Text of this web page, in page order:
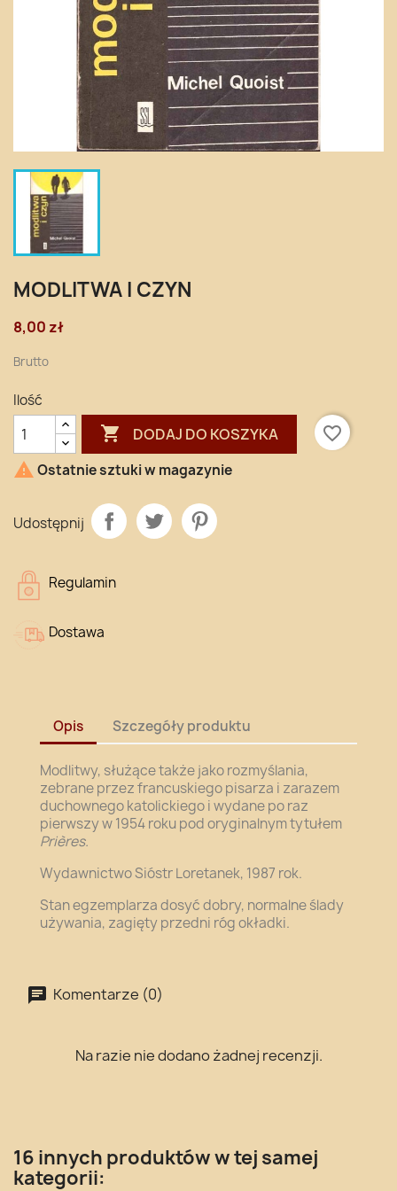
MODLITWA I CZYN
8,00 zł
Brutto
Ilość
 DODAJ DO KOSZYKA
favorite_border
 Ostatnie sztuki w magazynie
Udostępnij
Regulamin
Dostawa
Opis Szczegóły produktu
Modlitwy, służące także jako rozmyślania,
zebrane przez francuskiego pisarza i zarazem
duchownego katolickiego i wydane po raz
pierwszy w 1954 roku pod oryginalnym tytułem
Prières.
Wydawnictwo Sióstr Loretanek, 1987 rok.
Stan egzemplarza dosyć dobry, normalne ślady
używania, zagięty przedni róg okładki.
Komentarze (0)
Na razie nie dodano żadnej recenzji.
16 innych produktów w tej samej
kategorii: